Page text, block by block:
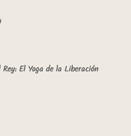
El Yoga de la Liberación